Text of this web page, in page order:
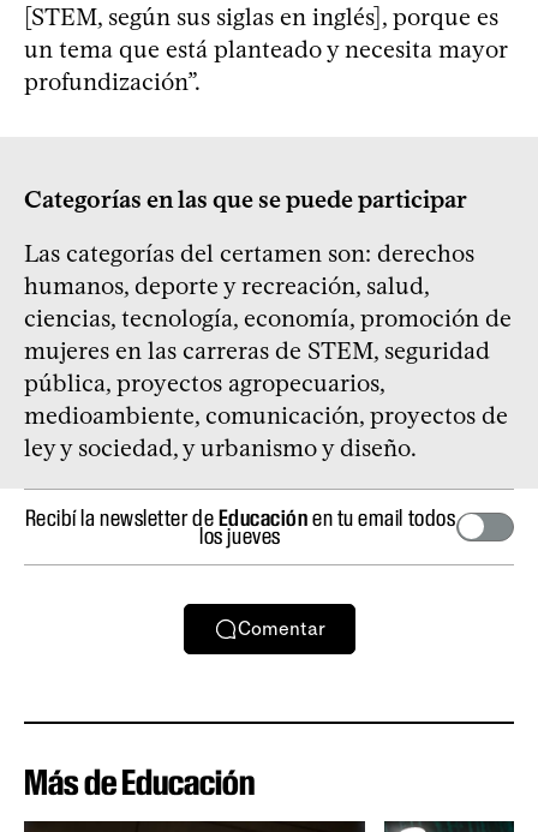
[STEM, según sus siglas en inglés], porque es
un tema que está planteado y necesita mayor
profundización”.
Categorías en las que se puede participar
Las categorías del certamen son: derechos
humanos, deporte y recreación, salud,
ciencias, tecnología, economía, promoción de
mujeres en las carreras de STEM, seguridad
pública, proyectos agropecuarios,
medioambiente, comunicación, proyectos de
ley y sociedad, y urbanismo y diseño.
Recibí la newsletter deEducaciónen tu email todos
los jueves
Comentar
Más de Educación